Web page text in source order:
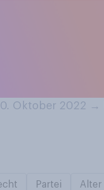
Oktober 2022 →
Partei Alter